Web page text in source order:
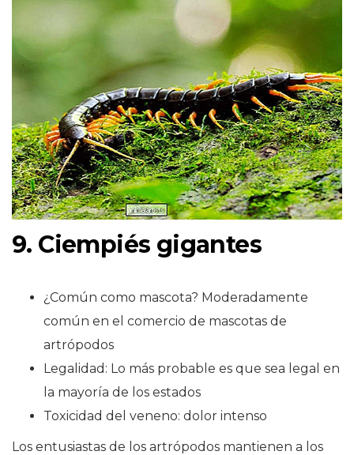
9. Ciempiés gigantes
¿Común como mascota? Moderadamente
común en el comercio de mascotas de
artrópodos
Legalidad: Lo más probable es que sea legal en
la mayoría de los estados
Toxicidad del veneno: dolor intenso
Los entusiastas de los artrópodos mantienen a los